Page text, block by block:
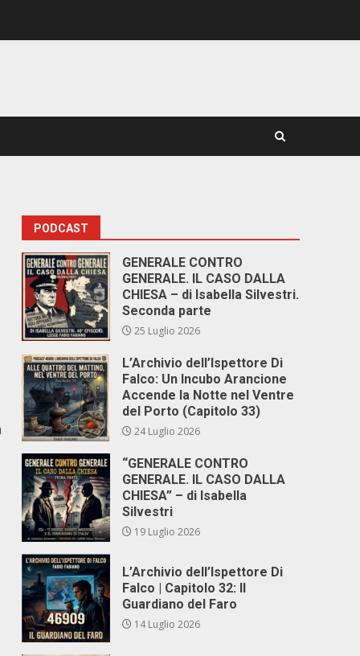
PODCAST
GENERALE CONTRO
GENERALE. IL CASO DALLA
CHIESA – di Isabella Silvestri.
Seconda parte
25 Luglio 2026
L’Archivio dell’Ispettore Di
Falco: Un Incubo Arancione
Accende la Notte nel Ventre
del Porto (Capitolo 33)
24 Luglio 2026
“GENERALE CONTRO
GENERALE. IL CASO DALLA
CHIESA” – di Isabella
Silvestri
19 Luglio 2026
L’Archivio dell’Ispettore Di
Falco | Capitolo 32: Il
Guardiano del Faro
14 Luglio 2026